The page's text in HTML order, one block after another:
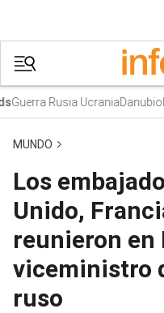
Rusia UcraniaDanubio
MUNDO
Los
Unido,
reunieron en
viceministro
ruso